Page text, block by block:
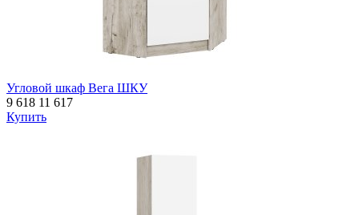
Угловой шкаф Вега ШКУ
9 618 11 617
Купить